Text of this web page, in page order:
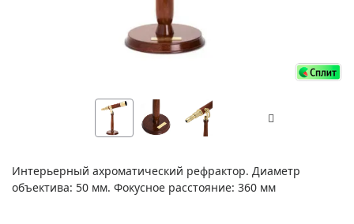
Интерьерный ахроматический рефрактор. Диаметр
объектива: 50 мм. Фокусное расстояние: 360 мм